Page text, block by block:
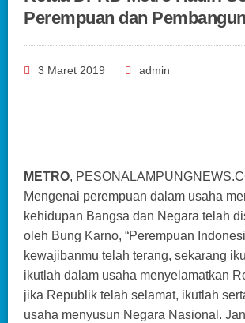
Perempuan dan
3 Maret 2019 admin
METRO,
Mengenai perempuan dalam usaha
kehidupan Bangsa dan Negara telah
oleh Bung Karno, “Perempuan
kewajibanmu telah terang, sekarang
ikutlah dalam usaha menyelamatkan
jika Republik telah selamat, ikutlah
usaha menyusun Negara Nasional.